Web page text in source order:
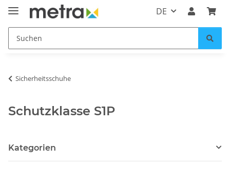
DE
Sicherheitsschuhe
Schutzklasse S1P
Kategorien